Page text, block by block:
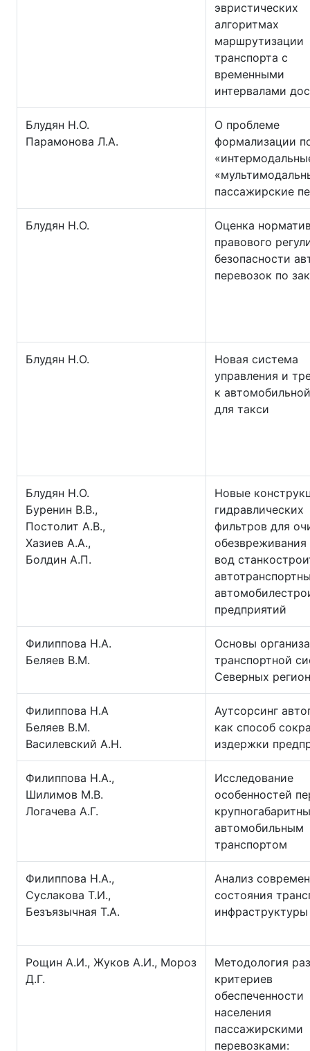
эвристических
алгоритмах
маршрутизации
транспорта с
временными
интервалами
Блудян Н.О.
Парамонова Л.А.
О проблеме
формализации
пассажирские
Блудян Н.О.
Оценка
правового
безопасности
перевозок по
Блудян Н.О.
Новая система
управления и
к
для такси
Блудян Н.О.
Буренин В.В.,
Постолит А.В.,
Хазиев А.А.,
Болдин А.П.
Новые
гидравлических
фильтров для
вод
предприятий
Филиппова Н.А.
Беляев В.М.
Основы
транспортной
Северных
Филиппова Н.А
Беляев В.М.
Василевский А.Н.
Аутсорсинг
как способ
издержки
Филиппова Н.А.,
Шилимов М.В.
Логачева А.Г.
Исследование
особенностей
автомобильным
транспортом
Филиппова Н.А.,
Суслакова Т.И.,
Безъязычная Т.А.
Анализ
состояния
инфраструктуры
Рощин А.И., Жуков А.И., Мороз
Д.Г.
Методология
критериев
обеспеченности
населения
пассажирскими
перевозками: